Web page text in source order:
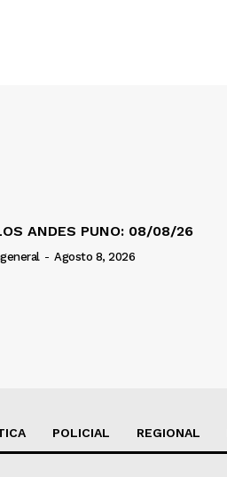
ANDES PUNO: 08/08/26
- Agosto 8, 2026
POLICIAL REGIONAL